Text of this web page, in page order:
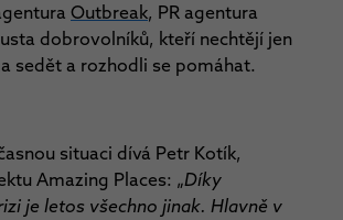
Outbreak, PR agentura
dobrovolníků, kteří nechtějí jen
sedět a rozhodli se pomáhat.
situaci dívá Petr Kotík,
Amazing Places: „Díky
je letos všechno jinak. Hlavně v